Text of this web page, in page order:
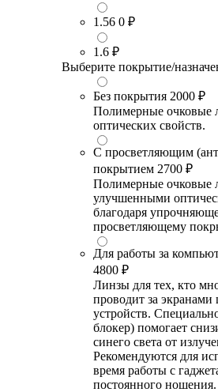
1.56 0 ₽
1.6 ₽
Выберите покрытие/
Без покрытия 2000 ₽
Полимерные очковые
оптических свойств.
С просветляющим
покрытием 2700 ₽
Полимерные очковые
улучшенными
благодаря
просветляющему
Для работы за
4800 ₽
Линзы для тех, кто
проводит за
устройств.
блокер) помогает
синего света от
Рекомендуются для
время работы с
постоянного ношения.